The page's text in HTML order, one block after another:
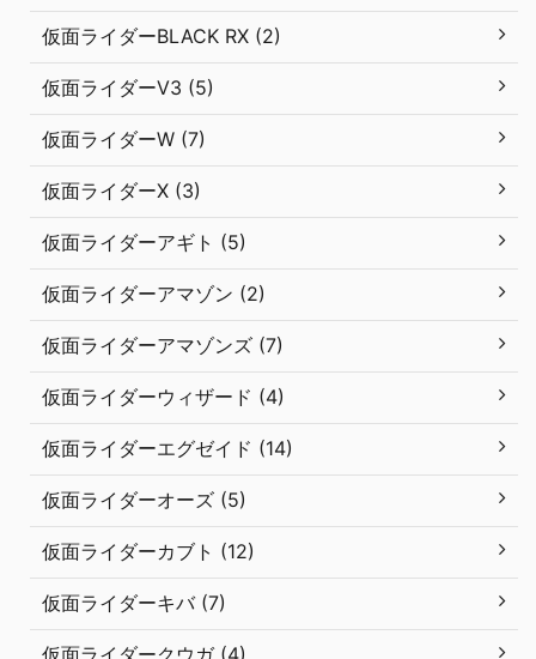
仮面ライダーBLACK RX (2)
仮面ライダーV3 (5)
仮面ライダーW (7)
仮面ライダーX (3)
仮面ライダーアギト (5)
仮面ライダーアマゾン (2)
仮面ライダーアマゾンズ (7)
仮面ライダーウィザード (4)
仮面ライダーエグゼイド (14)
仮面ライダーオーズ (5)
仮面ライダーカブト (12)
仮面ライダーキバ (7)
仮面ライダークウガ (4)